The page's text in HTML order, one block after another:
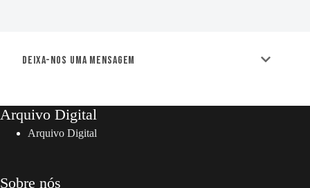
Deixa-nos uma mensagem
Arquivo Digital
Arquivo Digital
Sobre nós